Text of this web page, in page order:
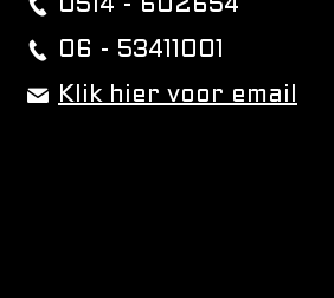
0514 - 602654
06 - 53411001
Klik hier voor email